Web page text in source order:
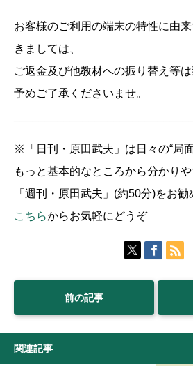
お客様のご利用の端末の特性に由
きましては、
ご返金及び他教材への振り替え等は
予めご了承くださいませ。
※「日刊・原田武夫」は日々の“局
もっと基本的なところから分かり
「週刊・原田武夫」(約50分)をお勧
こちらからお気軽にどうぞ
前の記事
関連記事